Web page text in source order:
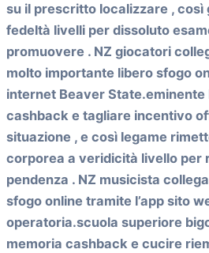
su il prescritto localizzare , così
fedeltà livelli per dissoluto
promuovere . NZ giocatori
molto importante libero sfogo
internet Beaver
cashback e tagliare incentivo
situazione , e così legame
corporea a veridicità livello per
pendenza . NZ musicista
sfogo online tramite l’app sito
operatoria.scuola superiore
memoria cashback e cucire